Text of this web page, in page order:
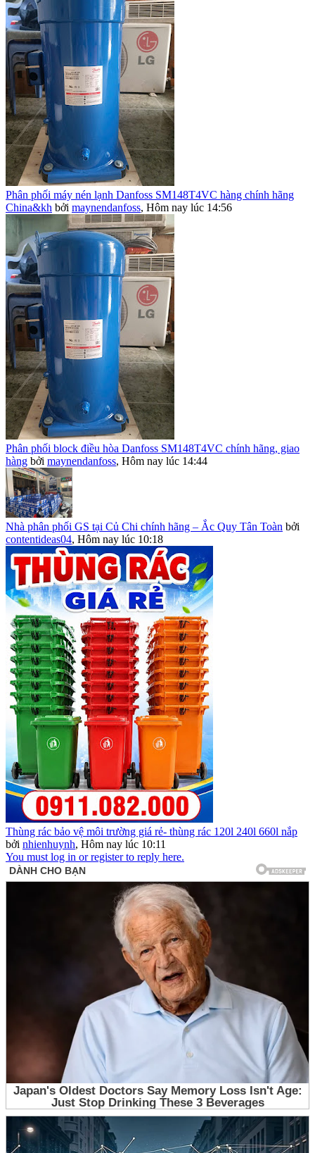
Phân phối máy nén lạnh Danfoss SM148T4VC hàng chính hãng
China&kh bởi maynendanfoss, Hôm nay lúc 14:56
Phân phối block điều hòa Danfoss SM148T4VC chính hãng, giao
hàng bởi maynendanfoss, Hôm nay lúc 14:44
Nhà phân phối GS tại Củ Chi chính hãng – Ắc Quy Tân Toàn bởi
contentideas04, Hôm nay lúc 10:18
Thùng rác bảo vệ môi trường giá rẻ- thùng rác 120l 240l 660l nắp
bởi nhienhuynh, Hôm nay lúc 10:11
You must log in or register to reply here.